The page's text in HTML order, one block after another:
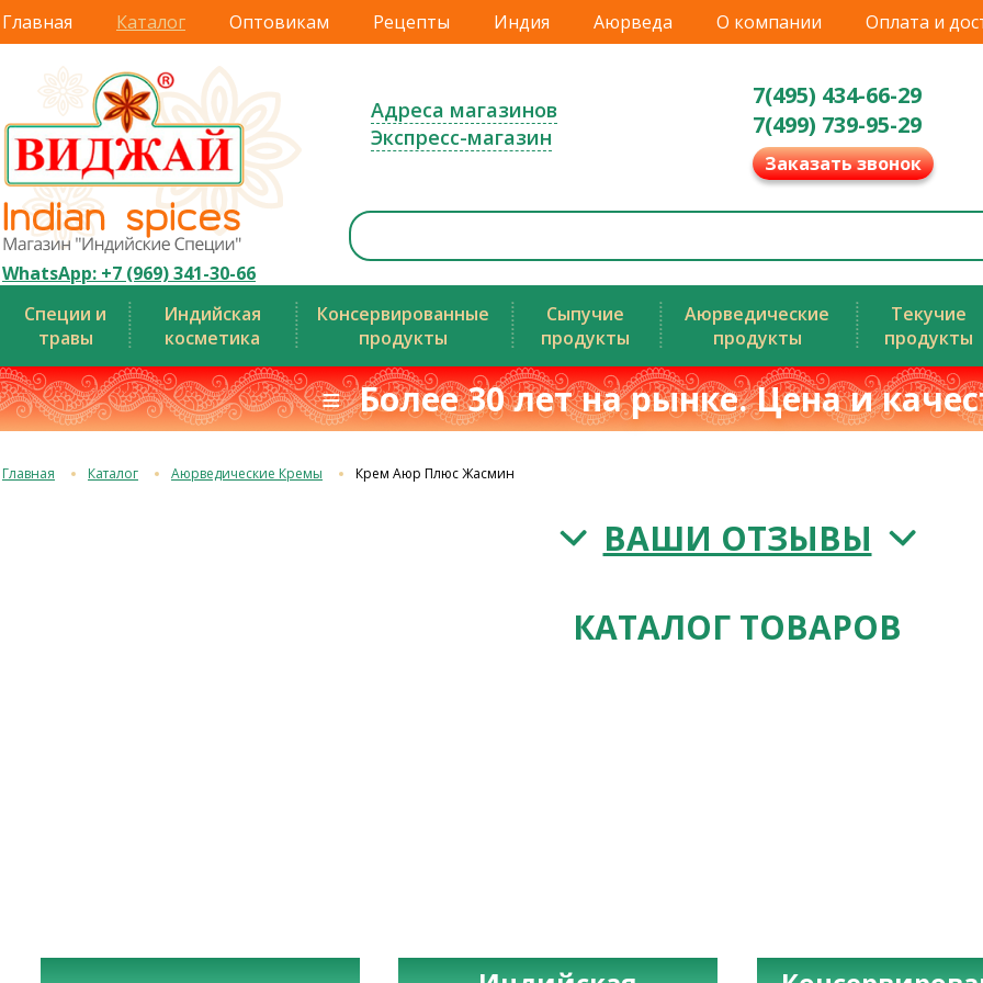
Главная Каталог Оптовикам Рецепты Индия Аюрведа О компании Оплата и
WhatsApp: +7 (969) 341-30-66
Адреса магазинов
Экспресс-магазин
7(495) 434-66-29
7(499) 739-95-29
Заказать звонок
Специи и
травы
Индийская
косметика
Консервированные
продукты
Сыпучие
продукты
Аюрведические
продукты
Текучие
продукты
≡ Более 30 лет на рынке. Цена и
Главная Каталог Аюрведические Кремы Крем Аюр Плюс Жасмин
ВАШИ ОТЗЫВЫ
КАТАЛОГ ТОВАРОВ